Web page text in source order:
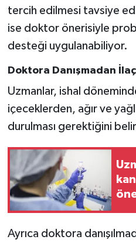
tercih edilmesi tavsiye
ise doktor önerisiyle
desteği uygulanabiliyor.
Doktora Danışmadan
Uzmanlar, ishal
içeceklerden, ağır ve
durulması gerektiğini
Ayrıca doktora